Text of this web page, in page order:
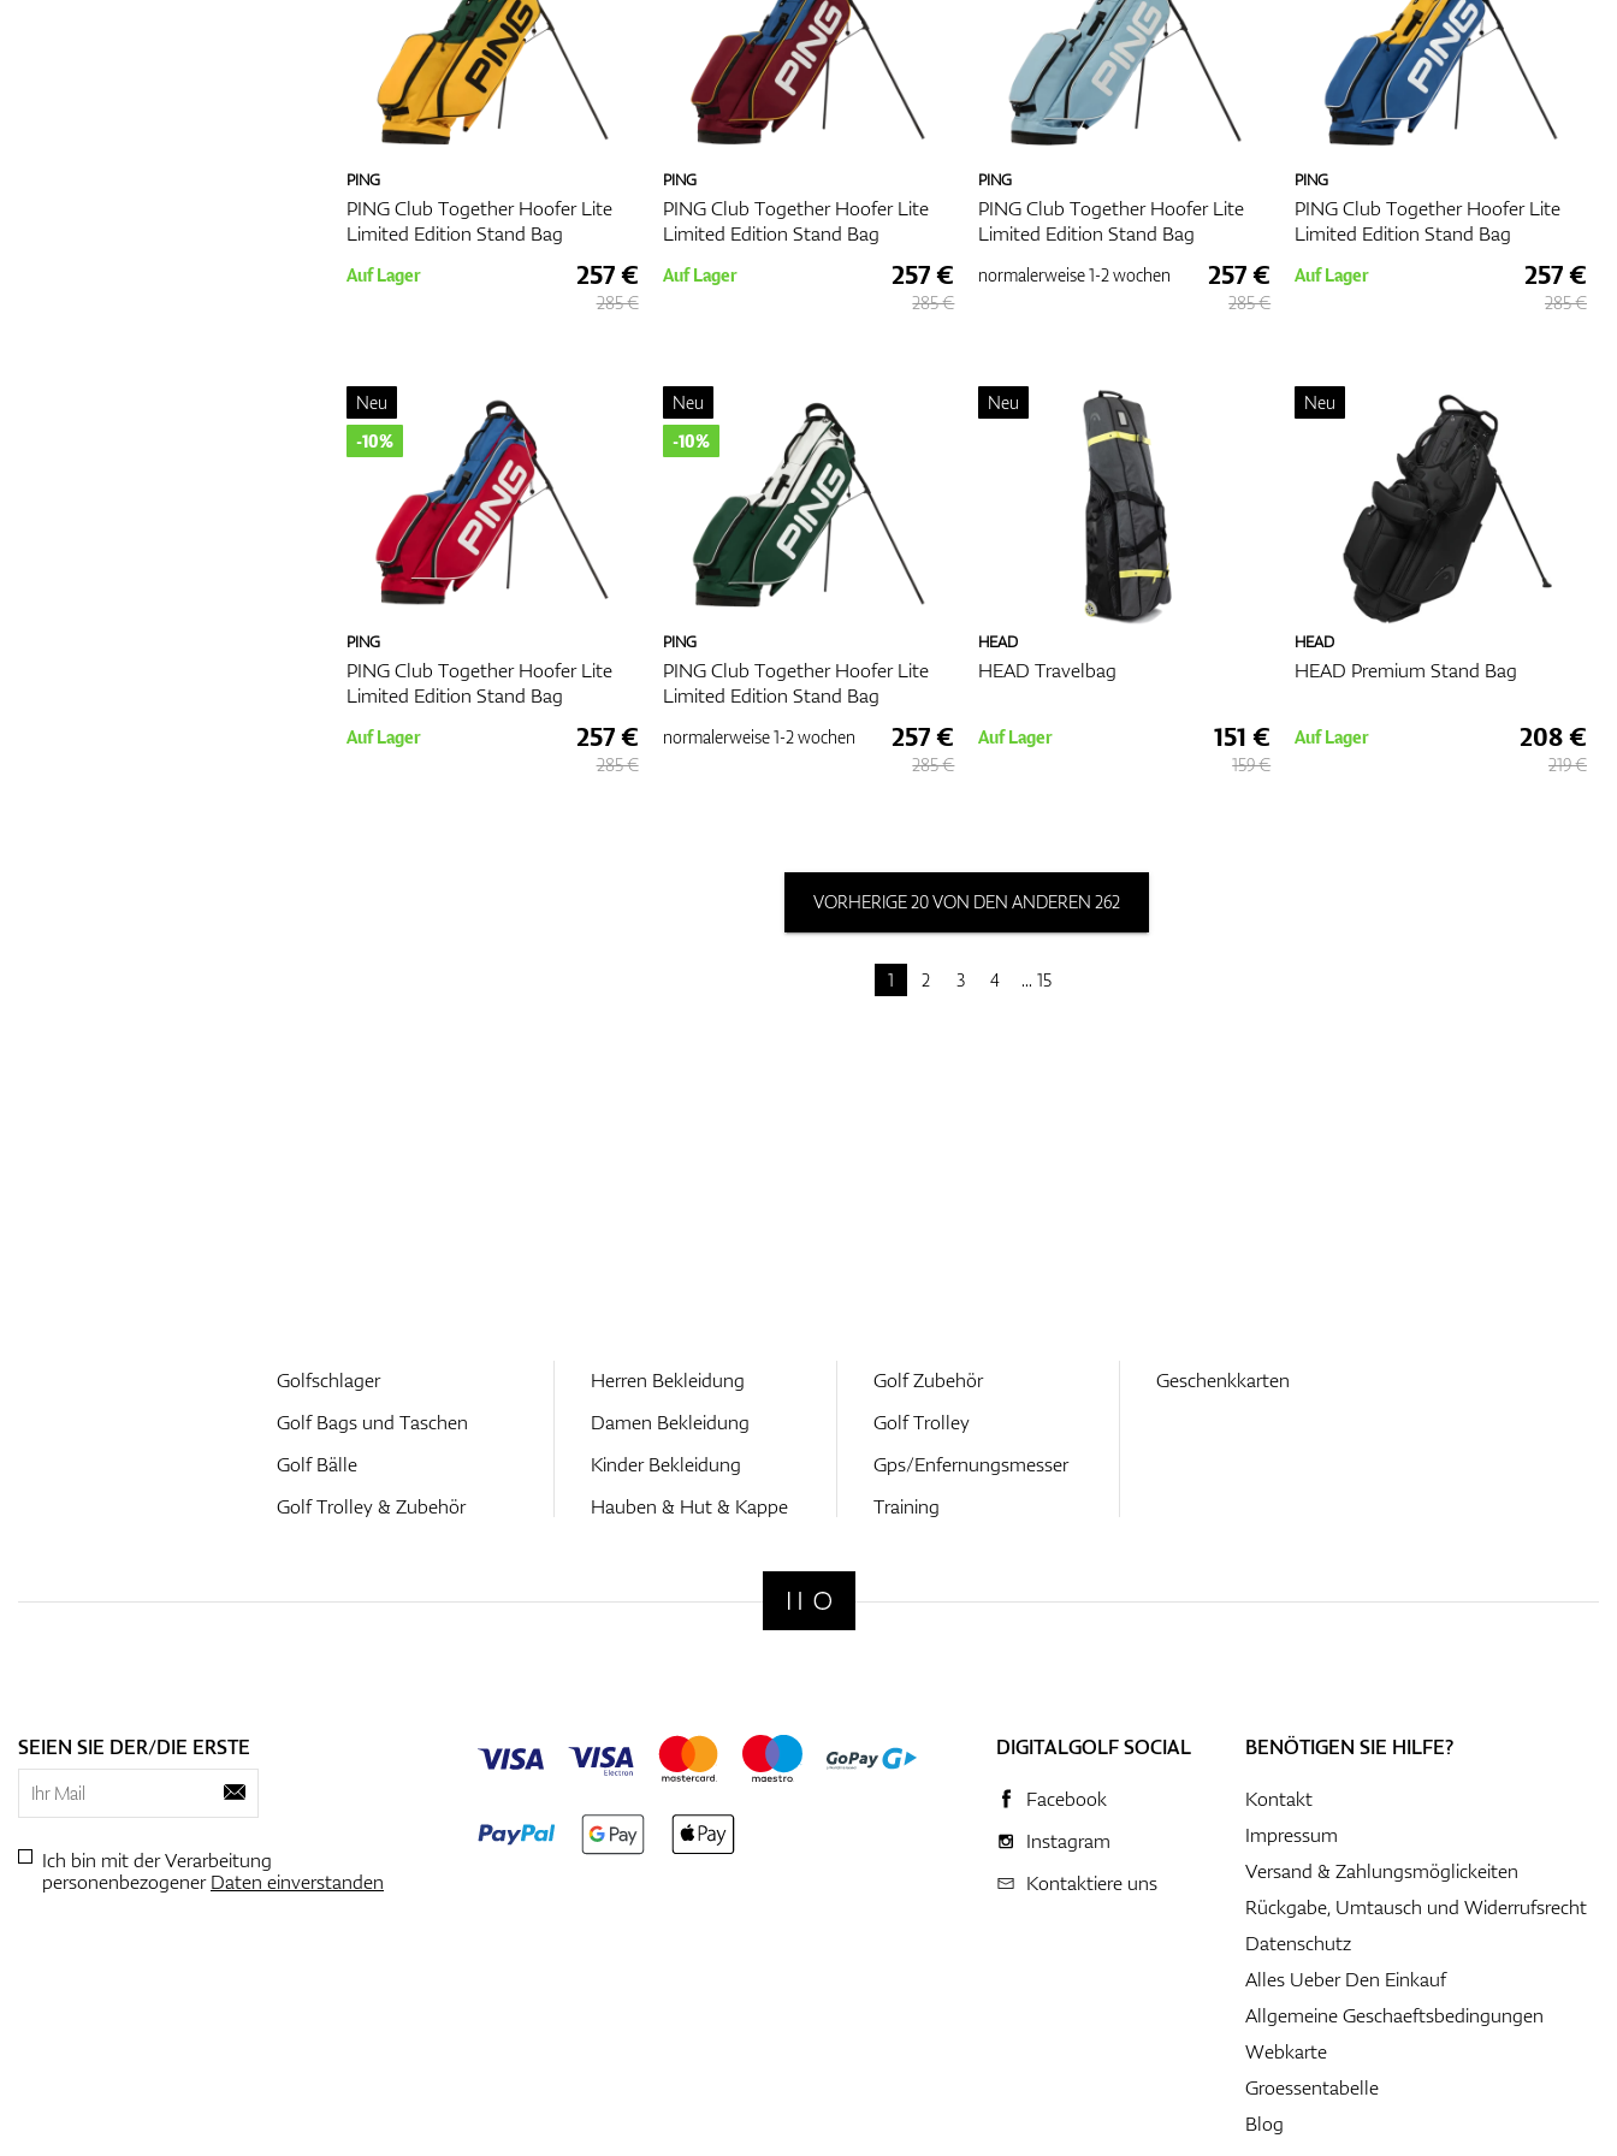
PING
PING Club Together Hoofer Lite
Limited Edition Stand Bag
Auf Lager 257 €
285 €
PING
PING Club Together Hoofer Lite
Limited Edition Stand Bag
Auf Lager 257 €
285 €
PING
PING Club Together Hoofer Lite
Limited Edition Stand Bag
normalerweise1-2 wochen 257 €
285 €
PING
PING Club Together Hoofer Lite
Limited Edition Stand Bag
Auf Lager 257 €
285 €
PING
PING Club Together Hoofer Lite
Limited Edition Stand Bag
Neu
-10%
Auf Lager 257 €
285 €
PING
PING Club Together Hoofer Lite
Limited Edition Stand Bag
Neu
-10%
normalerweise1-2 wochen 257 €
285 €
HEAD
HEAD Travelbag
Neu
Auf Lager 151 €
159 €
HEAD
HEAD Premium Stand Bag
Neu
Auf Lager 208 €
219 €
VORHERIGE 20 VON DEN ANDEREN 262
1 2 3 4 15
Golfschlager
Golf Bags und Taschen
Golf Bälle
Golf Trolley & Zubehör
Herren Bekleidung
Damen Bekleidung
Kinder Bekleidung
Hauben & Hut & Kappe
Golf Zubehör
Golf Trolley
Gps/Enfernungsmesser
Training
Geschenkkarten
SEIEN SIE DER/DIE ERSTE
Ich bin mit der Verarbeitung
personenbezogenerDaten einverstanden
DIGITALGOLF SOCIAL
Facebook
Instagram
Kontaktiere uns
BENÖTIGEN SIE HILFE?
Kontakt
Impressum
Versand & Zahlungsmöglickeiten
Rückgabe, Umtausch und Widerrufsrecht
Datenschutz
Alles Ueber Den Einkauf
Allgemeine Geschaeftsbedingungen
Webkarte
Groessentabelle
Blog